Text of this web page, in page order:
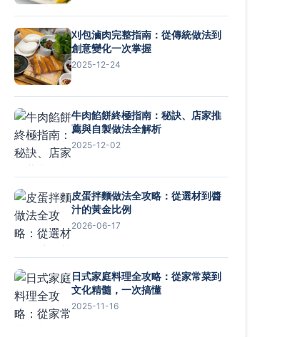
刈包滷肉完整指南：從傳統做法到
創意變化一次掌握
2025-12-24
牛肉餡餅終極指南：秘訣、店家推
薦與自製做法全解析
2025-12-02
皮蛋拌麵做法全攻略：從選材到醬
汁的黃金比例
2026-06-17
日式家庭料理全攻略：從家常菜到
文化精髓，一次搞懂
2025-11-16